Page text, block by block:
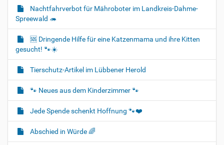
Nachtfahrverbot für Mähroboter im Landkreis-Dahme-
Spreewald 🦔
🆘️ Dringende Hilfe für eine Katzenmama und ihre Kitten
gesucht! 🐾☀️
Tierschutz-Artikel im Lübbener Herold
🐾 Neues aus dem Kinderzimmer 🐾
Jede Spende schenkt Hoffnung 🐾❤️
Abschied in Würde 🌈